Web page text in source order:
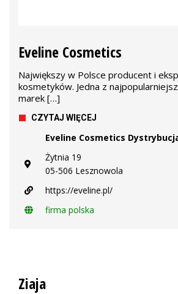
Eveline Cosmetics
Największy w Polsce producent i
kosmetyków. Jedna z
marek […]
CZYTAJ WIĘCEJ
Eveline Cosmetics
Żytnia 19
05-506 Lesznowola
https://eveline.pl/
firma polska
Ziaja